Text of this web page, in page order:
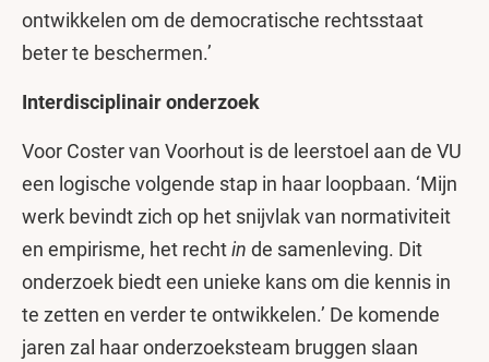
ontwikkelen om de democratische rechtsstaat
beter te beschermen.’
Interdisciplinair onderzoek
Voor Coster van Voorhout is de leerstoel aan de VU
een logische volgende stap in haar loopbaan. ‘Mijn
werk bevindt zich op het snijvlak van normativiteit
en empirisme, het rechtin de samenleving. Dit
onderzoek biedt een unieke kans om die kennis in
te zetten en verder te ontwikkelen.’ De komende
jaren zal haar onderzoeksteam bruggen slaan